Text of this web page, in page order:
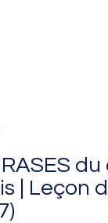
| Leçon